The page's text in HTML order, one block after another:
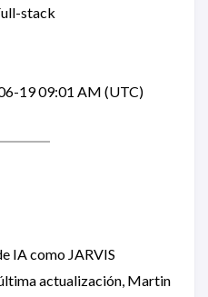
stack
19 09:01 AM (UTC)
IA como JARVIS
actualización, Martin